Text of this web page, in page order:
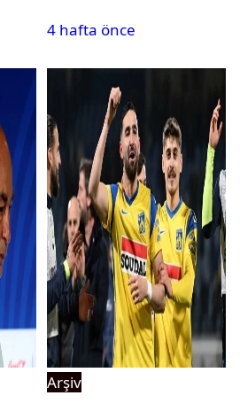
4 hafta önce
Arşiv